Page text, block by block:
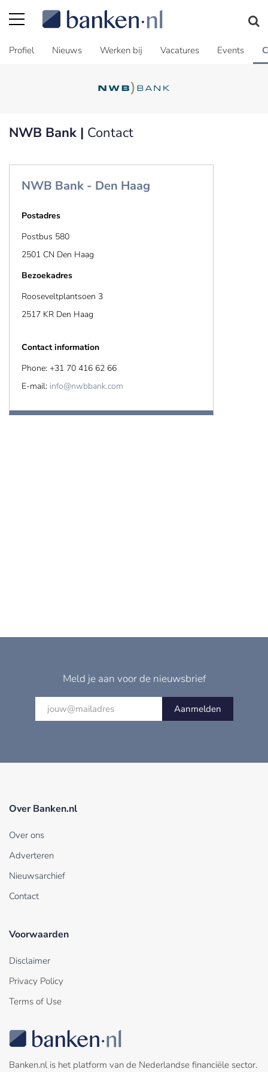
Profiel Nieuws Werken bij Vacatures Events
NWB Bank | Contact
NWB Bank - Den Haag
Postadres
Postbus 580
2501 CN Den Haag
Bezoekadres
Rooseveltplantsoen 3
2517 KR Den Haag
Contact information
Phone: +31 70 416 62 66
E-mail: info@nwbbank.com
Meld je aan voor de nieuwsbrief
Aanmelden
Over Banken.nl
Over ons
Adverteren
Nieuwsarchief
Contact
Voorwaarden
Disclaimer
Privacy Policy
Terms of Use
Banken.nl is het platform van de Nederlandse financiële sector.